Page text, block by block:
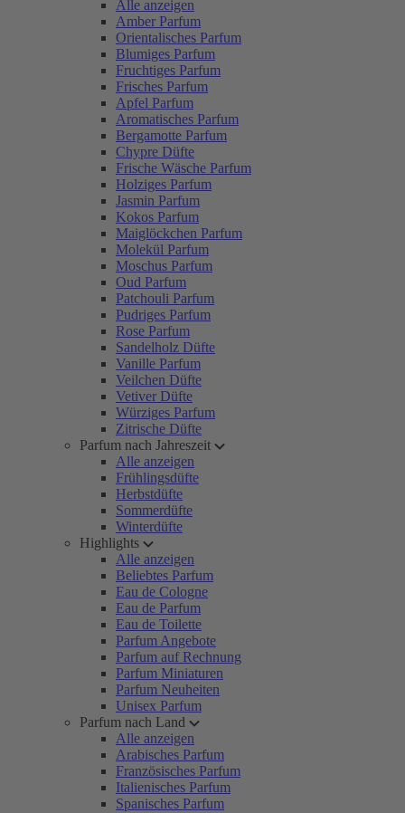
Alle anzeigen
Amber Parfum
Orientalisches Parfum
Blumiges Parfum
Fruchtiges Parfum
Frisches Parfum
Apfel Parfum
Aromatisches Parfum
Bergamotte Parfum
Chypre Düfte
Frische Wäsche Parfum
Holziges Parfum
Jasmin Parfum
Kokos Parfum
Maiglöckchen Parfum
Molekül Parfum
Moschus Parfum
Oud Parfum
Patchouli Parfum
Pudriges Parfum
Rose Parfum
Sandelholz Düfte
Vanille Parfum
Veilchen Düfte
Vetiver Düfte
Würziges Parfum
Zitrische Düfte
Parfum nach Jahreszeit
Alle anzeigen
Frühlingsdüfte
Herbstdüfte
Sommerdüfte
Winterdüfte
Highlights
Alle anzeigen
Beliebtes Parfum
Eau de Cologne
Eau de Parfum
Eau de Toilette
Parfum Angebote
Parfum auf Rechnung
Parfum Miniaturen
Parfum Neuheiten
Unisex Parfum
Parfum nach Land
Alle anzeigen
Arabisches Parfum
Französisches Parfum
Italienisches Parfum
Spanisches Parfum